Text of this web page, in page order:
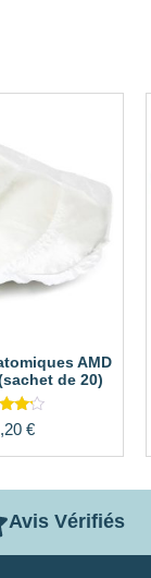
AMD
de 20)
5
€
Avis Vérifiés